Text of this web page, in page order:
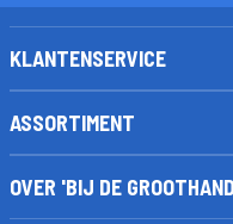
KLANTENSERVICE
ASSORTIMENT
OVER 'BIJ DE